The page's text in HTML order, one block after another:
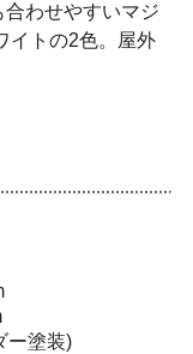
わせやすいマジ
イトの2色。屋外
ー塗装)